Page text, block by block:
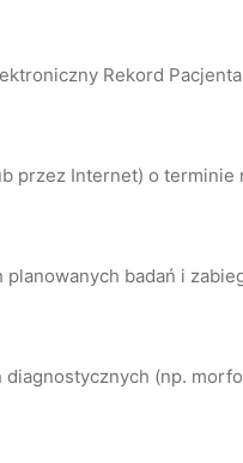
Rekord
przez Internet) o terminie
planowanych badań i
(np.